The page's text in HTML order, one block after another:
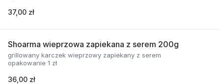
37,00 zł
Shoarma wieprzowa zapiekana z serem 200g
grillowany karczek wieprzowy zapiekany z serem
opakowanie 1 zł
36,00 zł